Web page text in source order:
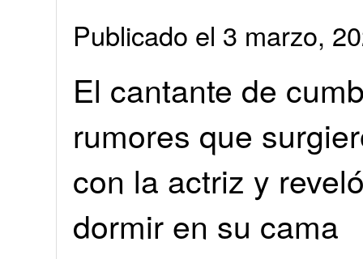
Publicado el 3 marzo,
El cantante de
rumores que
con la actriz y
dormir en su cama